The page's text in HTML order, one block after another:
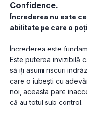
Confidence.
Încrederea nu este
abilitate pe care o
Încrederea este
Este puterea invizibilă
să îți asumi riscuri
care o iubești cu
noi, aceasta pare
că au totul sub control.